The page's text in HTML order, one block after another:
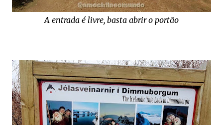
A entrada é livre, basta abrir o portão